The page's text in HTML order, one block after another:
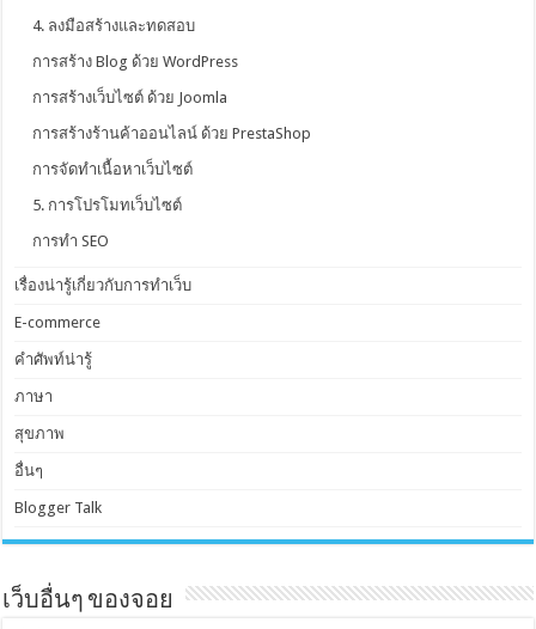
4. ลงมือสร้างและทดสอบ
การสร้าง Blog ด้วย WordPress
การสร้างเว็บไซต์ ด้วย Joomla
การสร้างร้านค้าออนไลน์ ด้วย PrestaShop
การจัดทำเนื้อหาเว็บไซต์
5. การโปรโมทเว็บไซต์
การทำ SEO
เรื่องน่ารู้เกี่ยวกับการทำเว็บ
E-commerce
คำศัพท์น่ารู้
ภาษา
สุขภาพ
อื่นๆ
Blogger Talk
เว็บอื่นๆ ของจอย